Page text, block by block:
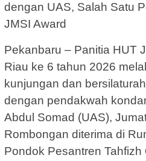
dengan UAS, Salah Satu
JMSI Award
Pekanbaru – Panitia HUT
Riau ke 6 tahun 2026
kunjungan dan
dengan pendakwah
Abdul Somad (UAS),
Rombongan diterima di
Pondok Pesantren Tahfizh